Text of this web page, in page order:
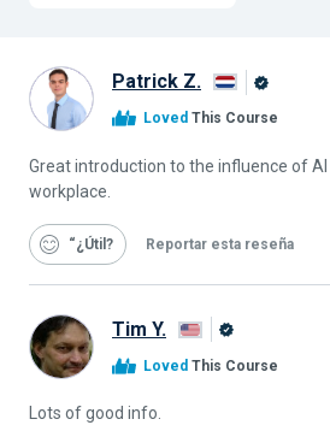
Patrick Z.
Alison
Loved This Course
Great introduction to the influence of
workplace.
“¿Útil Reportar esta reseña
Tim Y.
Graduado
Loved This Course
Lots of good info.